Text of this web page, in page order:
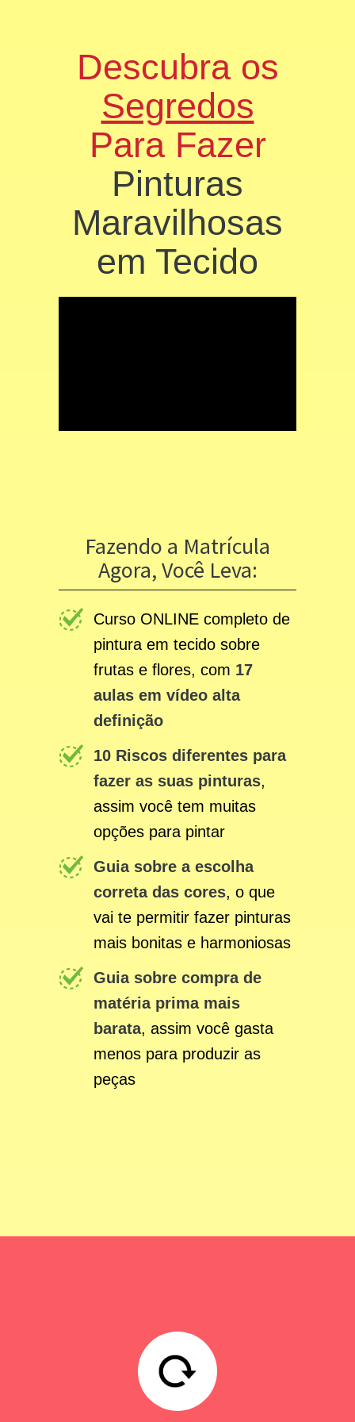
Descubra os
Segredos
Para Fazer
Pinturas
Maravilhosas
em Tecido
Fazendo a Matrícula
Agora, Você Leva:
Curso ONLINE completo de
pintura em tecido sobre
frutas e flores, com 17
aulas em vídeo alta
definição
10 Riscos diferentes para
fazer as suas pinturas,
assim você tem muitas
opções para pintar
Guia sobre a escolha
correta das cores, o que
vai te permitir fazer pinturas
mais bonitas e harmoniosas
Guia sobre compra de
matéria prima mais
barata, assim você gasta
menos para produzir as
peças